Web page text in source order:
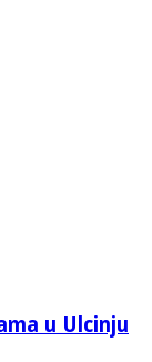
u Ulcinju